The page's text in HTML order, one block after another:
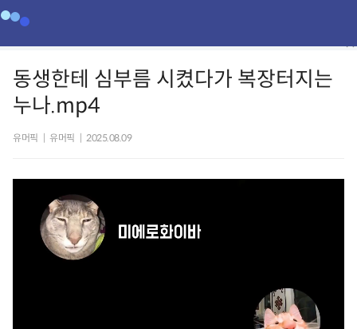
동생한테 심부름 시켰다가 복장터지는
누나.mp4
유머픽 유머픽 2025.08.09